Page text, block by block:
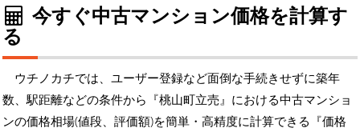
今すぐ中古マンション価格を計算す
る
ウチノカチでは、ユーザー登録など面倒な手続きせずに築年
数、駅距離などの条件から『桃山町立売』における中古マンショ
ンの価格相場(値段、評価額)を簡単・高精度に計算できる『価格